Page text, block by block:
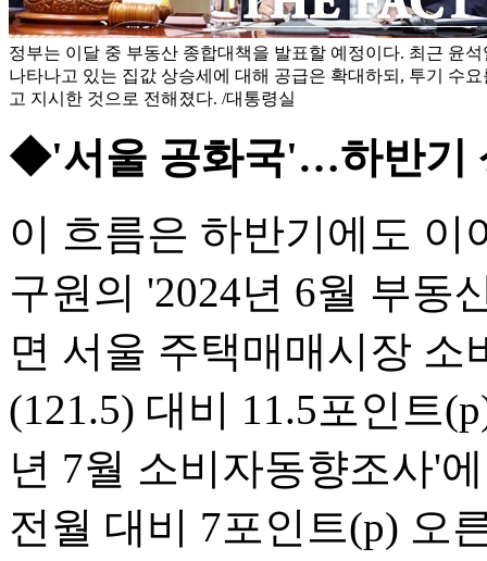
정부는 이달 중 부동산 종합대책을 발표할 예정이다. 최근 윤
나타나고 있는 집값 상승세에 대해 공급은 확대하되, 투기 수
고 지시한 것으로 전해졌다. /대통령실
◆'서울 공화국'…하반기
이 흐름은 하반기에도 이
구원의 '2024년 6월 부동
면 서울 주택매매시장 소
(121.5) 대비 11.5포인트
년 7월 소비자동향조사'
전월 대비 7포인트(p) 오